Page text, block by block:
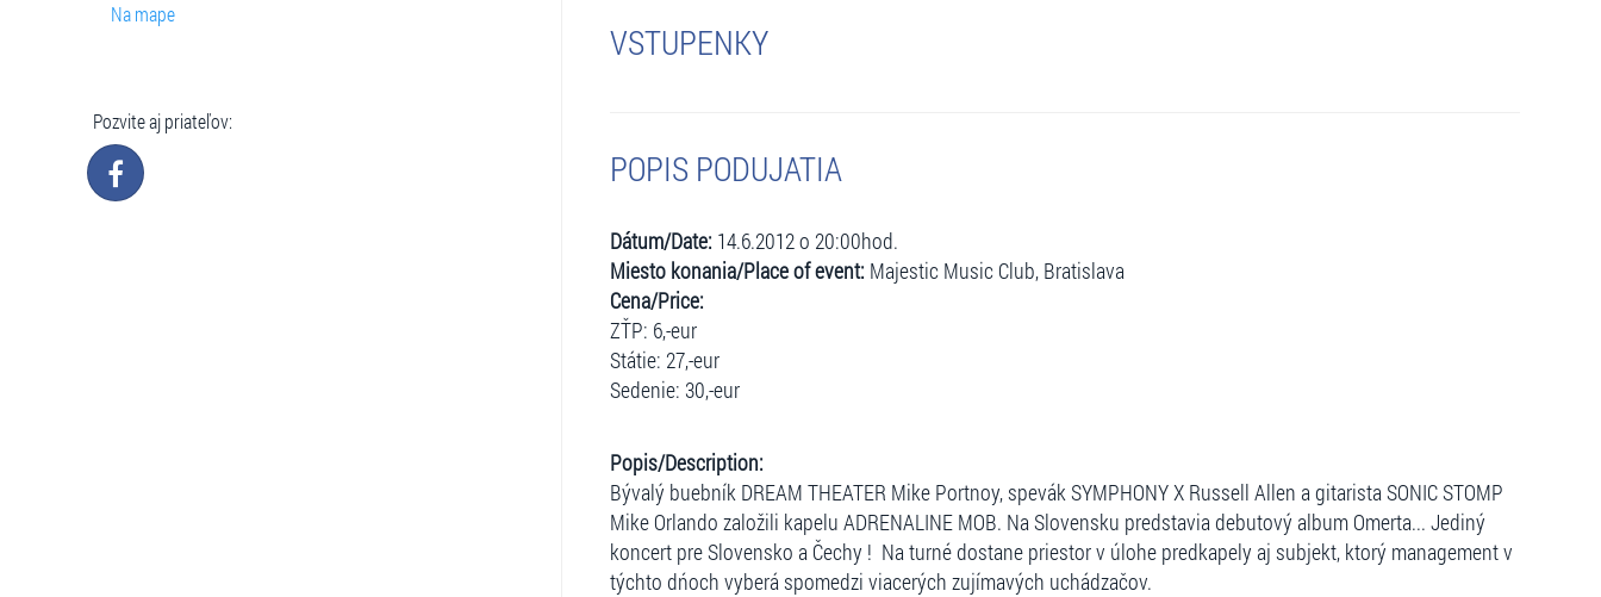
Na mape
Pozvite aj priateľov:
VSTUPENKY
POPIS PODUJATIA
Dátum/Date: 14.6.2012 o 20:00hod.
Miesto konania/Place of event: Majestic Music Club, Bratislava
Cena/Price:
ZŤP: 6,-eur
Státie: 27,-eur
Sedenie: 30,-eur
Popis/Description:
Bývalý buebník DREAM THEATER Mike Portnoy, spevák SYMPHONY X Russell Allen a gitarista SONIC STOMP
Mike Orlando založili kapelu ADRENALINE MOB. Na Slovensku predstavia debutový album Omerta... Jediný
koncert pre Slovensko a Čechy ! Na turné dostane priestor v úlohe predkapely aj subjekt, ktorý management v
týchto dńoch vyberá spomedzi viacerých zujímavých uchádzačov.